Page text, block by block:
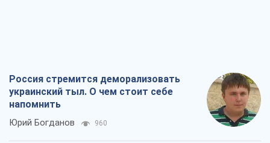
Россия стремится деморализовать
украинский тыл. О чем стоит себе
напомнить
Юрий Богданов 960